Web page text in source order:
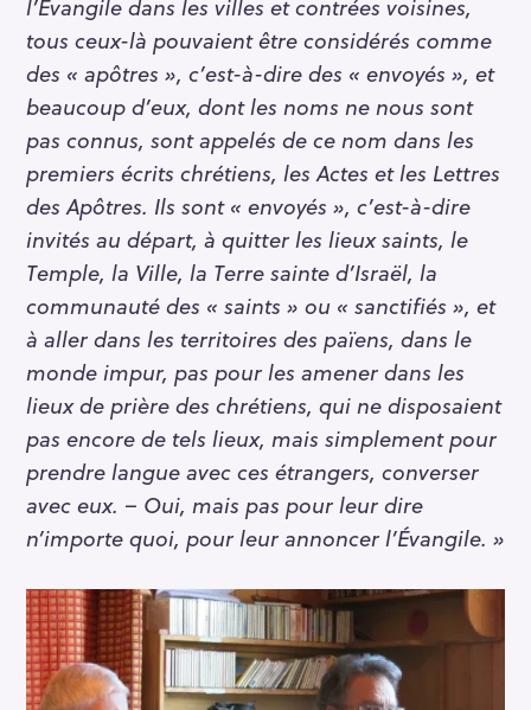
tous ceux-là pouvaient être considérés comme
des « apôtres », c’est-à-dire des « envoyés », et
beaucoup d’eux, dont les noms ne nous sont
pas connus, sont appelés de ce nom dans les
premiers écrits chrétiens, les Actes et les Lettres
des Apôtres. Ils sont « envoyés », c’est-à-dire
invités au départ, à quitter les lieux saints, le
Temple, la Ville, la Terre sainte d’Israël, la
communauté des « saints » ou « sanctifiés », et
à aller dans les territoires des païens, dans le
monde impur, pas pour les amener dans les
lieux de prière des chrétiens, qui ne disposaient
pas encore de tels lieux, mais simplement pour
prendre langue avec ces étrangers, converser
avec eux. – Oui, mais pas pour leur dire
n’importe quoi, pour leur annoncer l’Évangile. »